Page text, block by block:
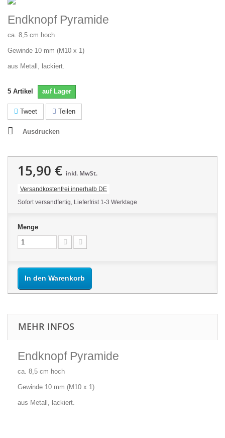
Endknopf Pyramide
ca. 8,5 cm hoch
Gewinde 10 mm (M10 x 1)
aus Metall, lackiert.
5 Artikel auf Lager
Tweet Teilen
Ausdrucken
15,90 € inkl. MwSt.
Versandkostenfrei innerhalb DE
Sofort versandfertig, Lieferfrist 1-3 Werktage
Menge
In den Warenkorb
MEHR INFOS
Endknopf Pyramide
ca. 8,5 cm hoch
Gewinde 10 mm (M10 x 1)
aus Metall, lackiert.